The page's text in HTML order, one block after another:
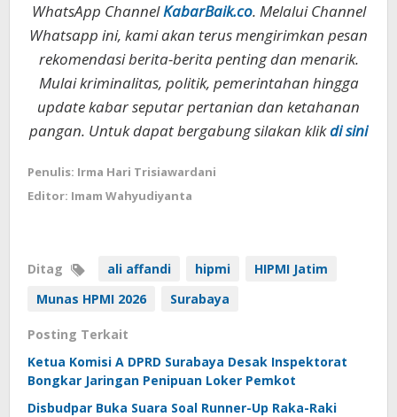
WhatsApp ChannelKabarBaik.co. Melalui Channel
Whatsapp ini, kami akan terus mengirimkan pesan
rekomendasi berita-berita penting dan menarik.
Mulai kriminalitas, politik, pemerintahan hingga
update kabar seputar pertanian dan ketahanan
pangan. Untuk dapat bergabung silakan klikdi sini
Penulis: Irma Hari Trisiawardani
Editor: Imam Wahyudiyanta
Ditag ali affandi hipmi
HIPMI Jatim
Munas HPMI 2026
Surabaya
Posting Terkait
Ketua Komisi A DPRD Surabaya Desak Inspektorat
Bongkar Jaringan Penipuan Loker Pemkot
Disbudpar Buka Suara Soal Runner-Up Raka-Raki